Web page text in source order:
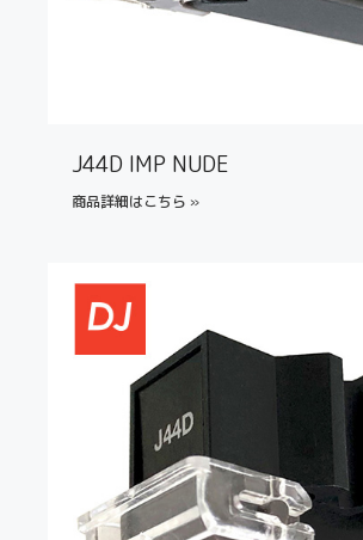
J44D IMP NUDE
商品詳細はこちら »